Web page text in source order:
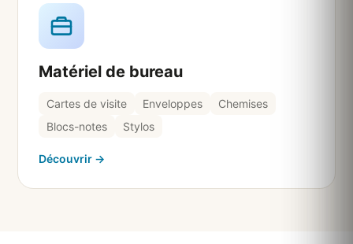
Matériel de bureau
Cartes de visite Enveloppes
Chemises
Blocs-notes
Stylos
Découvrir →